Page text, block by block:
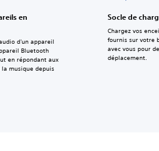
en
d'un appareil
Bluetooth
en répondant aux
musique depuis
Socle de
Chargez vos
fournis sur votre
avec vous pour
déplacement.